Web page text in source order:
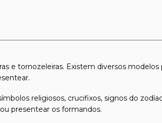
e tornozeleiras. Existem diversos
religiosos, crucifixos, signos do
presentear os formandos.